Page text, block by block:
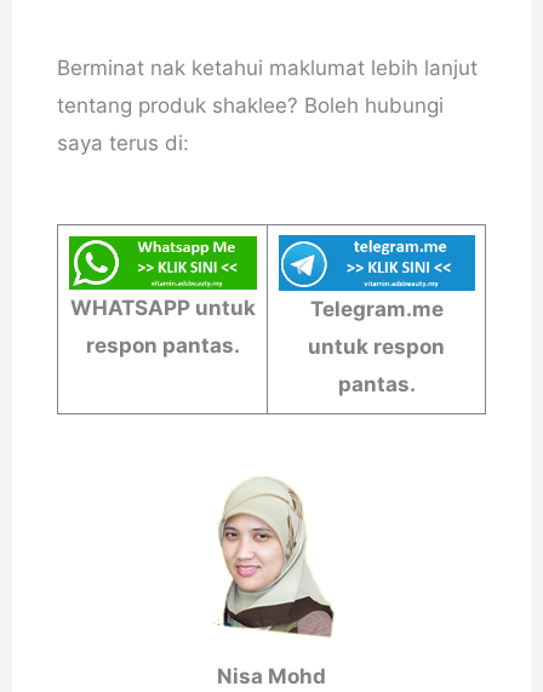
Berminat nak ketahui maklumat lebih lanjut
tentang produk shaklee? Boleh hubungi
saya terus di:
WHATSAPP untuk
respon pantas.
Telegram.me
untuk respon
pantas.
Nisa Mohd